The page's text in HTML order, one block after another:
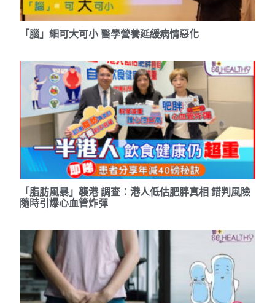
「腦」細可大可小 醫學營養延緩病情惡化
「脂肪風暴」襲港 調查：港人低估肥胖真相 錯判風險
隨時引爆心血管炸彈